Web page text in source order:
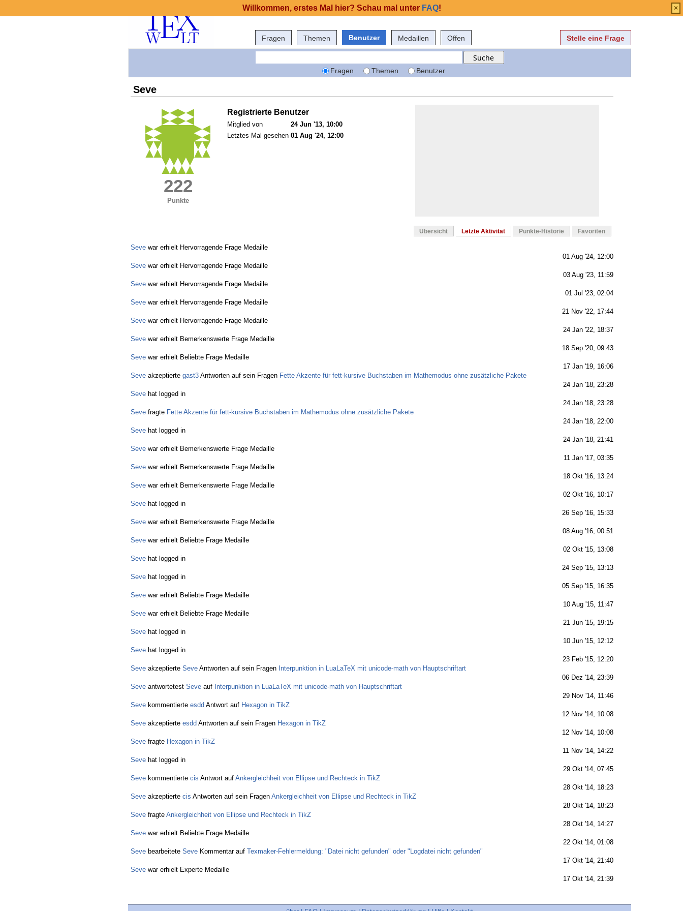
Fragen Themen Benutzer Medaillen Offen Stelle eine Frage
Fragen Themen Benutzer
Seve
222
Punkte
Registrierte Benutzer
Mitglied von
24 Jun '13, 10:00
Letztes Mal gesehen 01 Aug '24, 12:00
Übersicht Letzte Aktivität Punkte-Historie Favoriten
Seve war erhielt Hervorragende Frage Medaille
01 Aug '24, 12:00
Seve war erhielt Hervorragende Frage Medaille
03 Aug '23, 11:59
Seve war erhielt Hervorragende Frage Medaille
01 Jul '23, 02:04
Seve war erhielt Hervorragende Frage Medaille
21 Nov '22, 17:44
Seve war erhielt Hervorragende Frage Medaille
24 Jan '22, 18:37
Seve war erhielt Bemerkenswerte Frage Medaille
18 Sep '20, 09:43
Seve war erhielt Beliebte Frage Medaille
17 Jan '19, 16:06
Seve akzeptierte gast3 Antworten auf sein Fragen Fette Akzente für fett-kursive Buchstaben im Mathemodus ohne zusätzliche Pakete
24 Jan '18, 23:28
Seve hat logged in
24 Jan '18, 23:28
Seve fragte Fette Akzente für fett-kursive Buchstaben im Mathemodus ohne zusätzliche Pakete
24 Jan '18, 22:00
Seve hat logged in
24 Jan '18, 21:41
Seve war erhielt Bemerkenswerte Frage Medaille
11 Jan '17, 03:35
Seve war erhielt Bemerkenswerte Frage Medaille
18 Okt '16, 13:24
Seve war erhielt Bemerkenswerte Frage Medaille
02 Okt '16, 10:17
Seve hat logged in
26 Sep '16, 15:33
Seve war erhielt Bemerkenswerte Frage Medaille
08 Aug '16, 00:51
Seve war erhielt Beliebte Frage Medaille
02 Okt '15, 13:08
Seve hat logged in
24 Sep '15, 13:13
Seve hat logged in
05 Sep '15, 16:35
Seve war erhielt Beliebte Frage Medaille
10 Aug '15, 11:47
Seve war erhielt Beliebte Frage Medaille
21 Jun '15, 19:15
Seve hat logged in
10 Jun '15, 12:12
Seve hat logged in
23 Feb '15, 12:20
Seve akzeptierte Seve Antworten auf sein Fragen Interpunktion in LuaLaTeX mit unicode-math von Hauptschriftart
06 Dez '14, 23:39
Seve antwortetest Seve auf Interpunktion in LuaLaTeX mit unicode-math von Hauptschriftart
29 Nov '14, 11:46
Seve kommentierte esdd Antwort auf Hexagon in TikZ
12 Nov '14, 10:08
Seve akzeptierte esdd Antworten auf sein Fragen Hexagon in TikZ
12 Nov '14, 10:08
Seve fragte Hexagon in TikZ
11 Nov '14, 14:22
Seve hat logged in
29 Okt '14, 07:45
Seve kommentierte cis Antwort auf Ankergleichheit von Ellipse und Rechteck in TikZ
28 Okt '14, 18:23
Seve akzeptierte cis Antworten auf sein Fragen Ankergleichheit von Ellipse und Rechteck in TikZ
28 Okt '14, 18:23
Seve fragte Ankergleichheit von Ellipse und Rechteck in TikZ
28 Okt '14, 14:27
Seve war erhielt Beliebte Frage Medaille
22 Okt '14, 01:08
Seve bearbeitete Seve Kommentar auf Texmaker-Fehlermeldung: "Datei nicht gefunden" oder "Logdatei nicht gefunden"
17 Okt '14, 21:40
Seve war erhielt Experte Medaille
17 Okt '14, 21:39
Willkommen, erstes Mal hier? Schau mal unter FAQ! ×